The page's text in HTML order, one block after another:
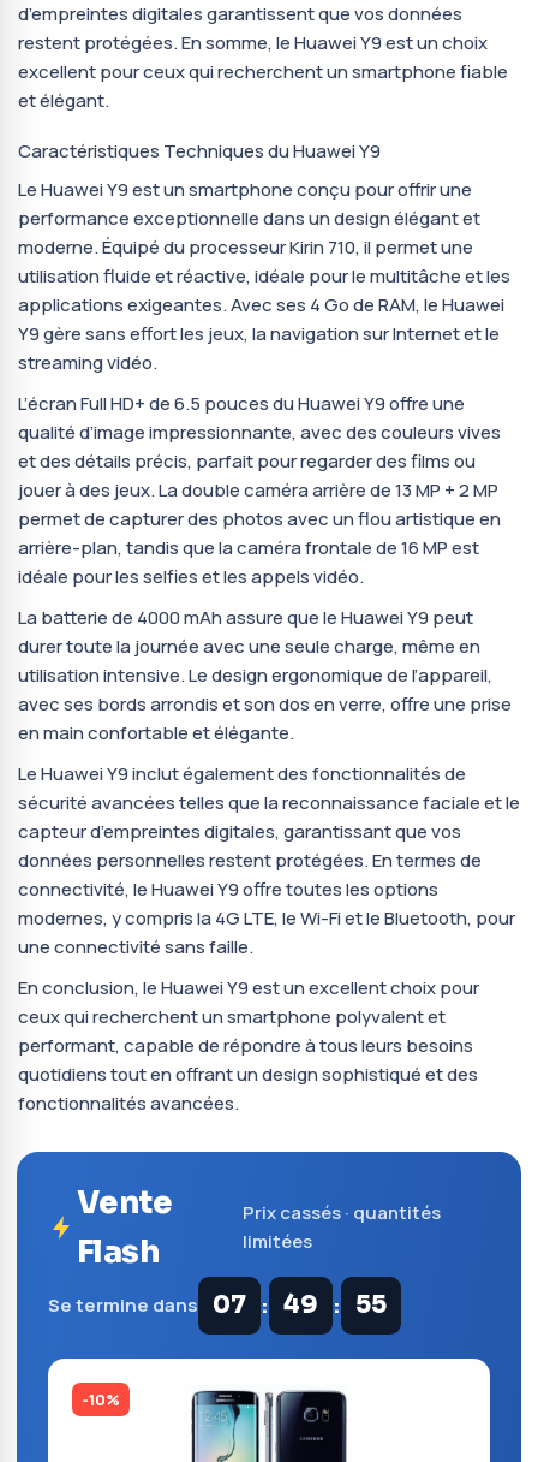
d’empreintes digitales garantissent que vos données
restent protégées. En somme, le Huawei Y9 est un choix
excellent pour ceux qui recherchent un smartphone fiable
et élégant.
Caractéristiques Techniques du Huawei Y9
Le Huawei Y9 est un smartphone conçu pour offrir une
performance exceptionnelle dans un design élégant et
moderne. Équipé du processeur Kirin 710, il permet une
utilisation fluide et réactive, idéale pour le multitâche et les
applications exigeantes. Avec ses 4 Go de RAM, le Huawei
Y9 gère sans effort les jeux, la navigation sur Internet et le
streaming vidéo.
L’écran Full HD+ de 6.5 pouces du Huawei Y9 offre une
qualité d’image impressionnante, avec des couleurs vives
et des détails précis, parfait pour regarder des films ou
jouer à des jeux. La double caméra arrière de 13 MP + 2 MP
permet de capturer des photos avec un flou artistique en
arrière-plan, tandis que la caméra frontale de 16 MP est
idéale pour les selfies et les appels vidéo.
La batterie de 4000 mAh assure que le Huawei Y9 peut
durer toute la journée avec une seule charge, même en
utilisation intensive. Le design ergonomique de l’appareil,
avec ses bords arrondis et son dos en verre, offre une prise
en main confortable et élégante.
Le Huawei Y9 inclut également des fonctionnalités de
sécurité avancées telles que la reconnaissance faciale et le
capteur d’empreintes digitales, garantissant que vos
données personnelles restent protégées. En termes de
connectivité, le Huawei Y9 offre toutes les options
modernes, y compris la 4G LTE, le Wi-Fi et le Bluetooth, pour
une connectivité sans faille.
En conclusion, le Huawei Y9 est un excellent choix pour
ceux qui recherchent un smartphone polyvalent et
performant, capable de répondre à tous leurs besoins
quotidiens tout en offrant un design sophistiqué et des
fonctionnalités avancées.
Vente
Flash
Prix cassés · quantités
limitées
Se termine dans 07 : 49 : 54
-10%